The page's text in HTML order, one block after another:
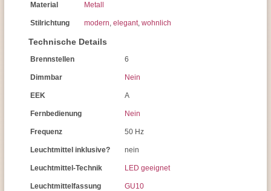
Material Metall
Stilrichtung modern, elegant, wohnlich
Technische Details
Brennstellen 6
Dimmbar Nein
EEK A
Fernbedienung Nein
Frequenz 50 Hz
Leuchtmittel inklusive? nein
Leuchtmittel-Technik LED geeignet
Leuchtmittelfassung GU10